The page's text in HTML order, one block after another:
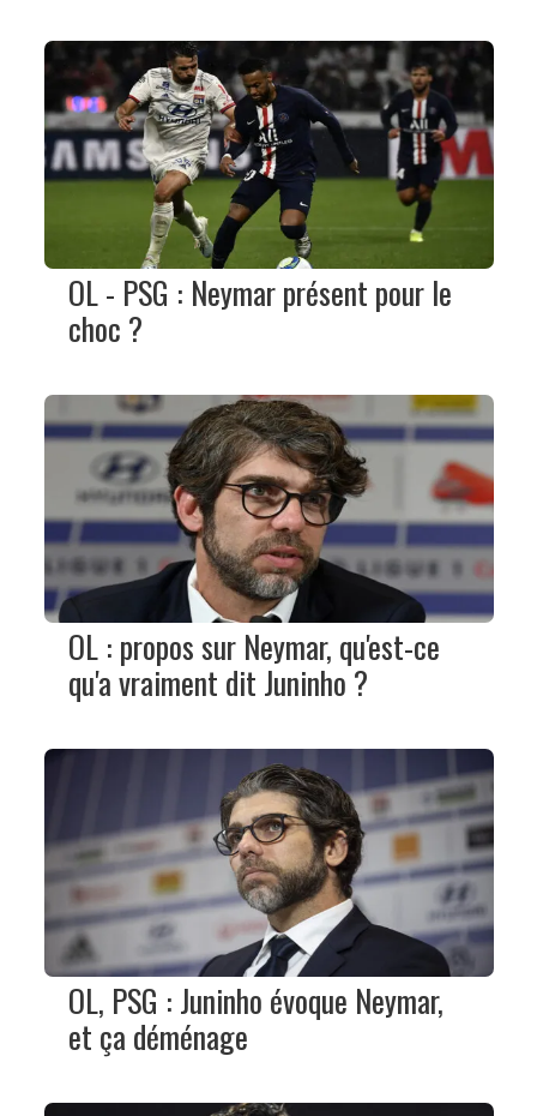
OL - PSG : Neymar présent pour le
choc ?
OL : propos sur Neymar, qu'est-ce
qu'a vraiment dit Juninho ?
OL, PSG : Juninho évoque Neymar,
et ça déménage